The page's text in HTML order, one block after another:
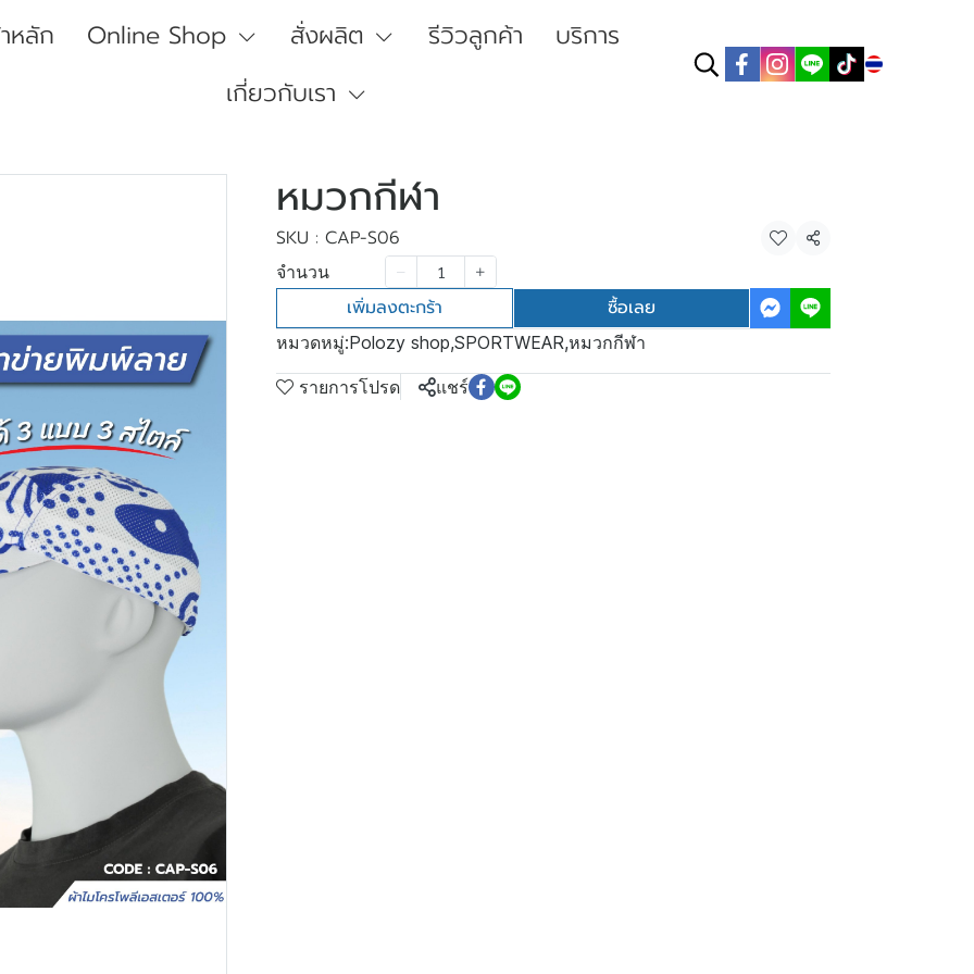
หลัก Online Shop สั่งผลิต รีวิวลูกค้า
บริการ
เกี่ยวกับเรา
หมวกกีฬา
SKU : CAP-S06 แชร์
จำนวน
เพิ่มลงตะกร้า ซื้อเลย
หมวดหมู่:Polozy shop,SPORTWEAR,หมวกกีฬา
รายการโปรด แชร์